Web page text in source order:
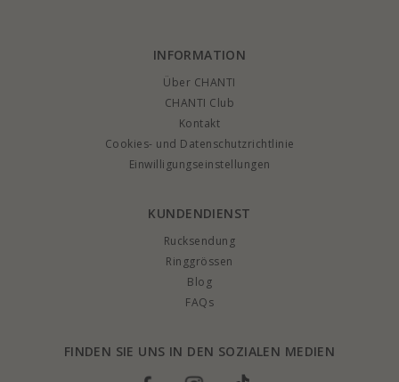
INFORMATION
Über CHANTI
CHANTI Club
Kontakt
Cookies- und Datenschutzrichtlinie
Einwilligungseinstellungen
KUNDENDIENST
Rucksendung
Ringgrössen
Blog
FAQs
FINDEN SIE UNS IN DEN SOZIALEN MEDIEN